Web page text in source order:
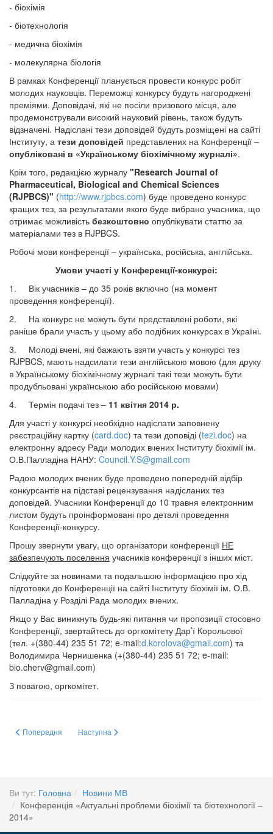
- біохімія
- біотехнологія
- медична біохімія
- молекулярна біологія
В рамках Конференції планується провести конкурс робіт
молодих науковців. Переможці конкурсу будуть нагороджені
преміями. Доповідачі, які не посіли призового місця, але
продемонстрували високий науковий рівень, також будуть
відзначені. Надіслані тези доповідей будуть розміщені на сайті
Інституту, а тези доповідей представлених на Конференції –
опубліковані в «Українському біохімічному журналі».
Крім того, редакцією журналу "Research Journal of
Pharmaceutical, Biological and Chemical Sciences
(RJPBCS)" (http://www.rjpbcs.com) буде проведено конкурс
кращих тез, за результатами якого буде вибрано учасника, що
отримає можливість безкоштовно опублікувати статтю за
матеріалами тез в RJPBCS.
Робочі мови конференції – українська, російська, англійська.
Умови участі у Конференції-конкурсі:
1. Вік учасників – до 35 років включно (на момент
проведення конференції).
2. На конкурс не можуть бути представлені роботи, які
раніше брали участь у цьому або подібних конкурсах в Україні.
3. Молоді вчені, які бажають взяти участь у конкурсі тез
RJPBCS, мають надсилати тези англійською мовою (для друку
в Українському біохімічному журналі такі тези можуть бути
продубльовані українською або російською мовами)
4. Термін подачі тез – 11 квітня 2014 р.
Для участі у конкурсі необхідно надіслати заповнену
реєстраційну картку (card.doc) та тези доповіді (tezi.doc) на
електронну адресу Ради молодих вчених Інституту біохімії ім.
О.В.Палладіна НАНУ: Council.Y.S@gmail.com
Радою молодих вчених буде проведено попередній відбір
конкурсантів на підставі рецензування надісланих тез
доповідей. Учасники Конференції до 10 травня електронним
листом будуть проінформовані про деталі проведення
Конференції-конкурсу.
Прошу звернути увагу, що організатори конференції НЕ
забезпечують поселення учасників конференції з інших міст.
Слідкуйте за новинами та подальшою інформацією про хід
підготовки до Конференції на сайті Інституту біохімії ім. О.В.
Палладіна у Розділі Рада молодих вчених.
Якщо у Вас виникнуть будь-які питання чи пропозиції стосовно
Конференції, звертайтесь до оргкомітету Дар’ї Корольової
(тел. +(380-44) 235 51 72; e-mail:d.korolova@gmail.com) та
Володимира Чернишенка (+(380-44) 235 51 72; e-mail:
bio.cherv@gmail.com)
З повагою, оргкомітет.
Попередня стаття: Наука - це справжня магія (фото)
Попередня Наступна стаття: Збори 14_11_13
Наступна
Ви тут: Головна
Новини МВ
Конференція «Актуальні проблеми біохімії та біотехнології –
2014»